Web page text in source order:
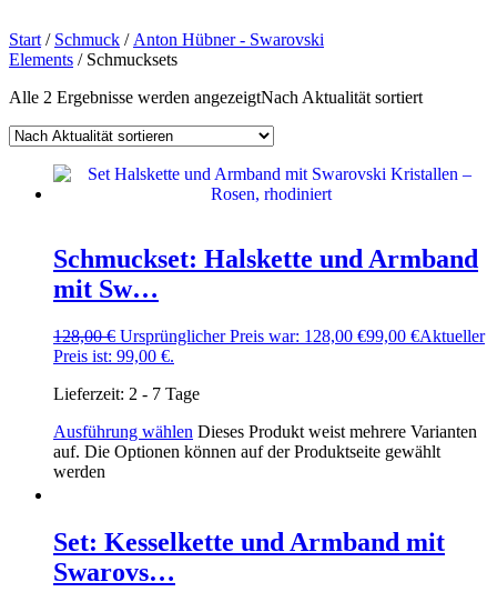
Start / Schmuck / Anton Hübner - Swarovski
Elements / Schmucksets
Alle 2 Ergebnisse werden angezeigtNach Aktualität sortiert
Schmuckset: Halskette und Armband
mit Sw…
128,00€ Ursprünglicher Preis war: 128,00 €99,00 €Aktueller
Preis ist: 99,00 €.
Lieferzeit: 2 - 7 Tage
Ausführung wählen Dieses Produkt weist mehrere Varianten
auf. Die Optionen können auf der Produktseite gewählt
werden
Set: Kesselkette und Armband mit
Swarovs…